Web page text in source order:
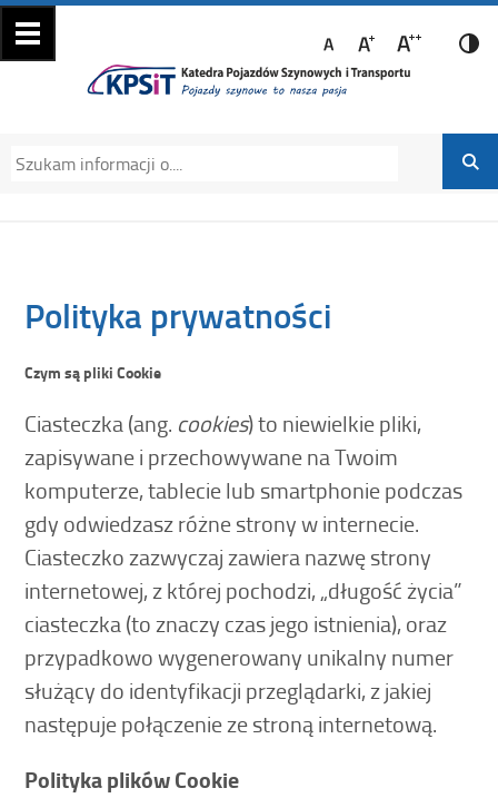
Katedra Pojazdów
Szynowych i
Transportu
Katedra Pojazdów Szynowych i Transportu
Politechniki Krakowskiej na Wydziale
Mechanicznym
Polityka prywatności
Czym są pliki Cookie
Ciasteczka (ang. cookies) to niewielkie pliki,
zapisywane i przechowywane na Twoim
komputerze, tablecie lub smartphonie podczas
gdy odwiedzasz różne strony w internecie.
Ciasteczko zazwyczaj zawiera nazwę strony
internetowej, z której pochodzi, „długość życia”
ciasteczka (to znaczy czas jego istnienia), oraz
przypadkowo wygenerowany unikalny numer
służący do identyfikacji przeglądarki, z jakiej
następuje połączenie ze stroną internetową.
Polityka plików Cookie